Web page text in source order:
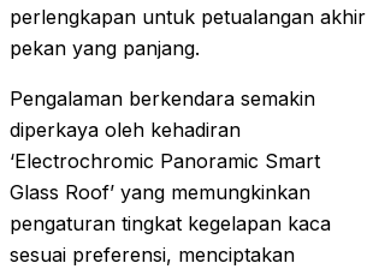
perlengkapan untuk petualangan akhir
pekan yang panjang.
Pengalaman berkendara semakin
diperkaya oleh kehadiran
‘Electrochromic Panoramic Smart
Glass Roof’ yang memungkinkan
pengaturan tingkat kegelapan kaca
sesuai preferensi, menciptakan